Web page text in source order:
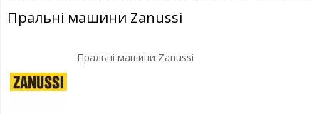
Пральні машини Zanussi
Пральні машини Zanussi